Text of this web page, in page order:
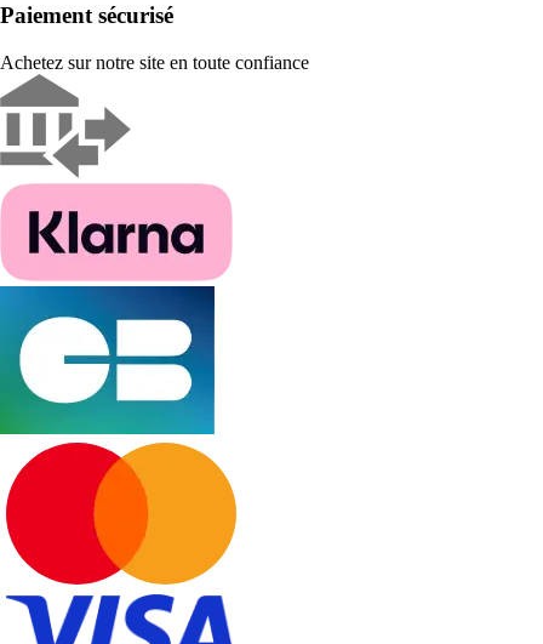
Paiement sécurisé
Achetez sur notre site en toute confiance